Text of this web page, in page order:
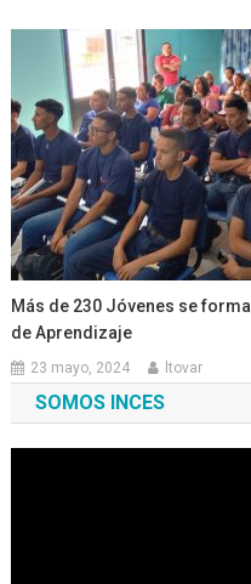
Más de 230 Jóvenes se
de Aprendizaje
23 mayo, 2024 ltovar
SOMOS INCES